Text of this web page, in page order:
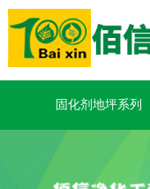
固化剂地坪系列